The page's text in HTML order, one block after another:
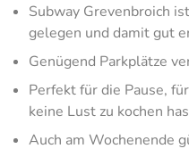
Subway Grevenbroich
gelegen und damit gut
Genügend Parkplätze
Perfekt für die Pause,
keine Lust zu kochen
Auch am Wochenende